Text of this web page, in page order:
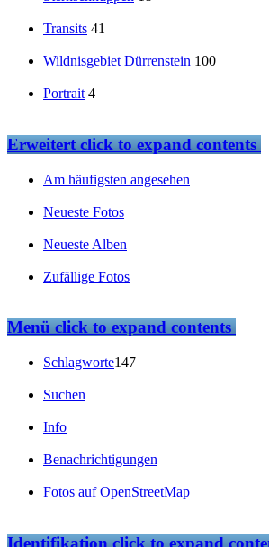
Transits 41
Wildnisgebiet Dürrenstein 100
Portrait 4
Erweitertclick to expand contents
Am häufigsten angesehen
Neueste Fotos
Neueste Alben
Zufällige Fotos
Menüclick to expand contents
Schlagworte147
Suchen
Info
Benachrichtigungen
Fotos auf OpenStreetMap
Identifikationclick to expand